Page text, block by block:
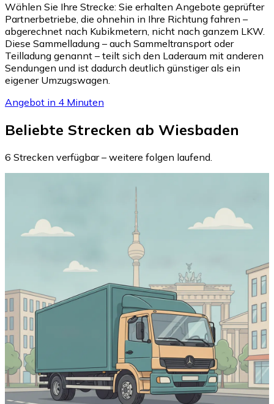
Wählen Sie Ihre Strecke: Sie erhalten Angebote geprüfter
Partnerbetriebe, die ohnehin in Ihre Richtung fahren –
abgerechnet nach Kubikmetern, nicht nach ganzem LKW.
Diese Sammelladung – auch Sammeltransport oder
Teilladung genannt – teilt sich den Laderaum mit anderen
Sendungen und ist dadurch deutlich günstiger als ein
eigener Umzugswagen.
Angebot in 4 Minuten
Beliebte Strecken ab Wiesbaden
6 Strecken verfügbar – weitere folgen laufend.